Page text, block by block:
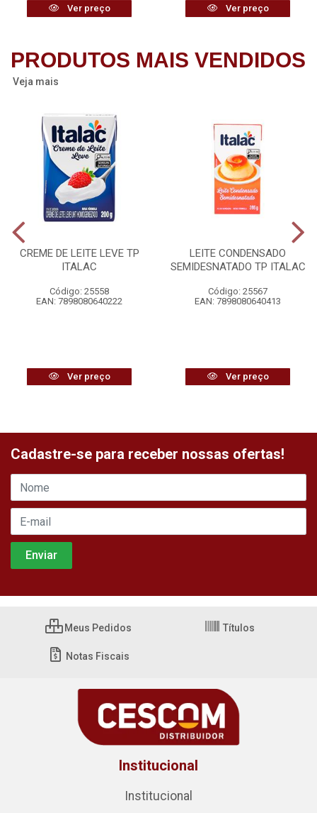
Ver preço Ver preço
PRODUTOS MAIS VENDIDOS
Veja mais
CREME DE LEITE LEVE TP
ITALAC
Código: 25558
EAN: 7898080640222
Ver preço
LEITE CONDENSADO
SEMIDESNATADO TP ITALAC
Código: 25567
EAN: 7898080640413
Ver preço
Cadastre-se para receber nossas ofertas!
Meus Pedidos Títulos
Notas Fiscais
Institucional
Institucional